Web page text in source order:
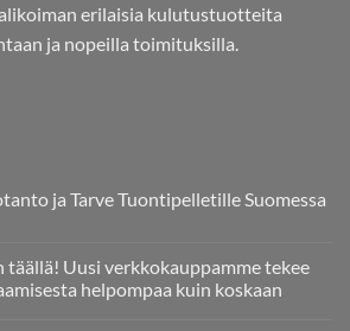
erilaisia kulutustuotteita
ja nopeilla toimituksilla.
ja Tarve Tuontipelletille Suomessa
täällä! Uusi verkkokauppamme tekee
helpompaa kuin koskaan